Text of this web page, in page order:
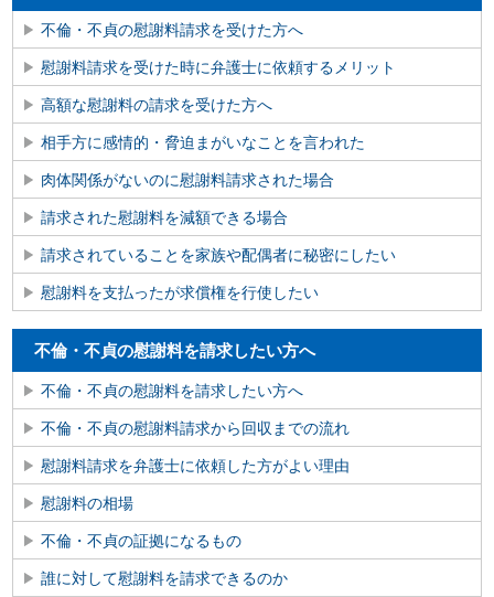
不倫・不貞の慰謝料請求を受けた方へ
慰謝料請求を受けた時に弁護士に依頼するメリット
高額な慰謝料の請求を受けた方へ
相手方に感情的・脅迫まがいなことを言われた
肉体関係がないのに慰謝料請求された場合
請求された慰謝料を減額できる場合
請求されていることを家族や配偶者に秘密にしたい
慰謝料を支払ったが求償権を行使したい
不倫・不貞の慰謝料を請求したい方へ
不倫・不貞の慰謝料を請求したい方へ
不倫・不貞の慰謝料請求から回収までの流れ
慰謝料請求を弁護士に依頼した方がよい理由
慰謝料の相場
不倫・不貞の証拠になるもの
誰に対して慰謝料を請求できるのか